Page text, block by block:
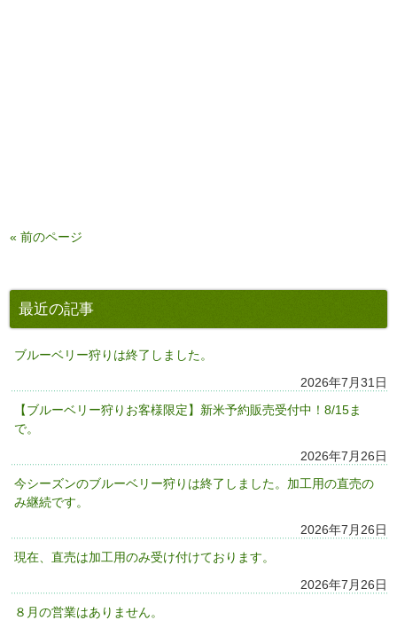
« 前のページ
最近の記事
ブルーベリー狩りは終了しました。
2026年7月31日
【ブルーベリー狩りお客様限定】新米予約販売受付中！8/15ま
で。
2026年7月26日
今シーズンのブルーベリー狩りは終了しました。加工用の直売の
み継続です。
2026年7月26日
現在、直売は加工用のみ受け付けております。
2026年7月26日
８月の営業はありません。